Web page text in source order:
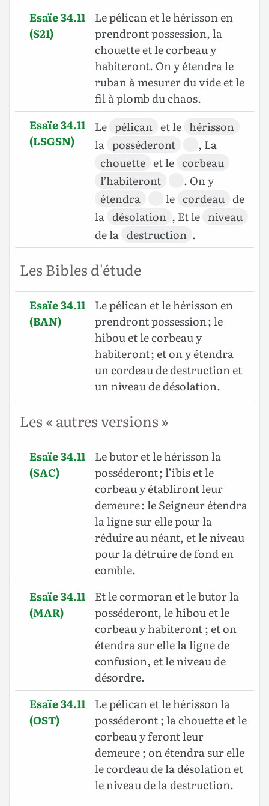
Esaïe 34.11
(S21)
Le pélican et le hérisson en
prendront possession, la
chouette et le corbeau y
habiteront. On y étendra le
ruban à mesurer du vide et le
fil à plomb du chaos.
Esaïe 34.11
(LSGSN)
Le pélican et le hérisson
la posséderont
, La
chouette et le corbeau
l’habiteront
. On y
étendra
le cordeau de
la désolation , Et le niveau
de la destruction .
Les Bibles d'étude
Esaïe 34.11
(BAN)
Le pélican et le hérisson en
prendront possession ; le
hibou et le corbeau y
habiteront ; et on y étendra
un cordeau de destruction et
un niveau de désolation.
Les « autres versions »
Esaïe 34.11
(SAC)
Le butor et le hérisson la
posséderont ; l’ibis et le
corbeau y établiront leur
demeure : le Seigneur étendra
la ligne sur elle pour la
réduire au néant, et le niveau
pour la détruire de fond en
comble.
Esaïe 34.11
(MAR)
Et le cormoran et le butor la
posséderont, le hibou et le
corbeau y habiteront ; et on
étendra sur elle la ligne de
confusion, et le niveau de
désordre.
Esaïe 34.11
(OST)
Le pélican et le hérisson la
posséderont ; la chouette et le
corbeau y feront leur
demeure ; on étendra sur elle
le cordeau de la désolation et
le niveau de la destruction.